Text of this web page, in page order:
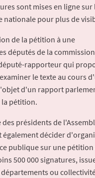
sont mises en ligne sur
nationale pour plus de
de la pétition à une
députés de la commission
rapporteur qui
le texte au cours
d'un rapport
la pétition.
des présidents de
également décider
publique sur une pétition
500 000 signatures,
ou